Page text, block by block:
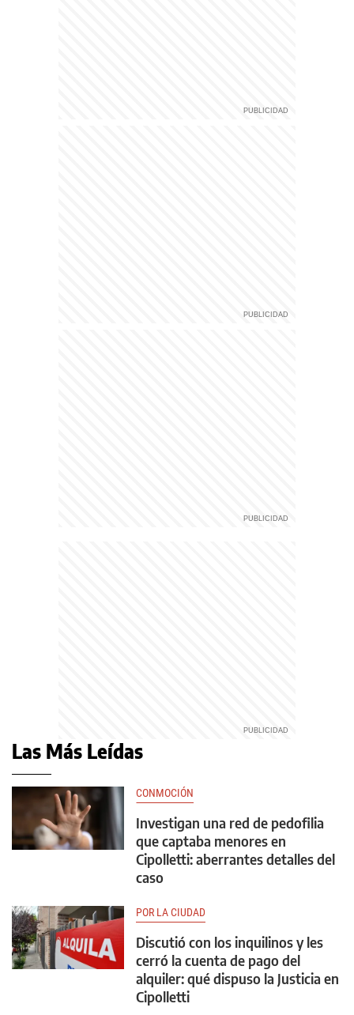
Las Más Leídas
CONMOCIÓN
Investigan una red de pedofilia
que captaba menores en
Cipolletti: aberrantes detalles del
caso
POR LA CIUDAD
Discutió con los inquilinos y les
cerró la cuenta de pago del
alquiler: qué dispuso la Justicia en
Cipolletti